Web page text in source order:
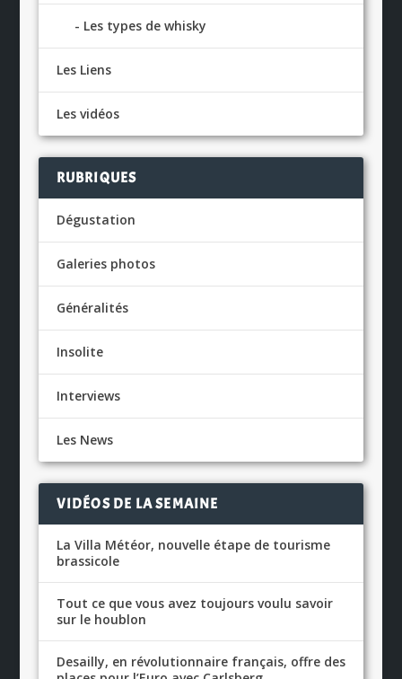
Les types de whisky
Les Liens
Les vidéos
RUBRIQUES
Dégustation
Galeries photos
Généralités
Insolite
Interviews
Les News
VIDÉOS DE LA SEMAINE
La Villa Météor, nouvelle étape de tourisme
brassicole
Tout ce que vous avez toujours voulu savoir
sur le houblon
Desailly, en révolutionnaire français, offre des